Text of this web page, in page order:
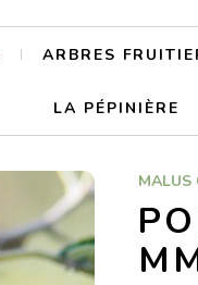
ARBRES
LA PÉPINIÈRE
MALUS